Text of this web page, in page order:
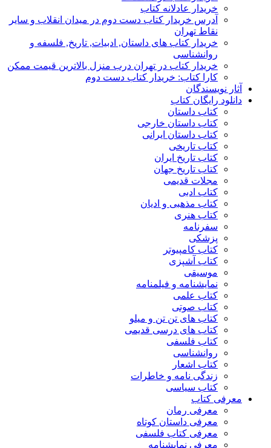
خریدار عادلانه کتاب
آدرس خریدار کتاب دست دوم در میدان انقلاب و سایر
نقاط تهران
خریدار کتاب های داستان, ادبیات, تاریخ, فلسفه و
روانشناسی
خریدار کتاب در تهران درب منزل بالاترین قیمت ممکن
کارا کتاب: خریدار کتاب دست دوم
آثار نویسندگان
دانلود رایگان کتاب
کتاب داستان
کتاب داستان خارجی
کتاب داستان ایرانی
کتاب تاریخی
کتاب تاریخ ایران
کتاب تاریخ جهان
مجلات قدیمی
کتاب ادبی
کتاب مذهبی و ادیان
کتاب هنری
سفرنامه
پزشکی
کتاب کامپیوتر
کتاب آشپزی
موسیقی
نمایشنامه و فیلمنامه
کتاب علمی
کتاب صوتی
کتاب های تن تن و میلو
کتاب های درسی قدیمی
کتاب فلسفی
روانشناسی
کتاب اشعار
زندگی نامه و خاطرات
کتاب سیاسی
معرفی کتاب
معرفی رمان
معرفی داستان کوتاه
معرفی کتاب فلسفی
معرفی نمایشنامه